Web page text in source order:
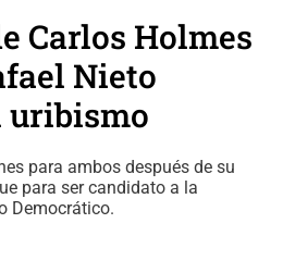
Carlos Holmes
Nieto
uribismo
para ambos después de su
para ser candidato a la
Democrático.